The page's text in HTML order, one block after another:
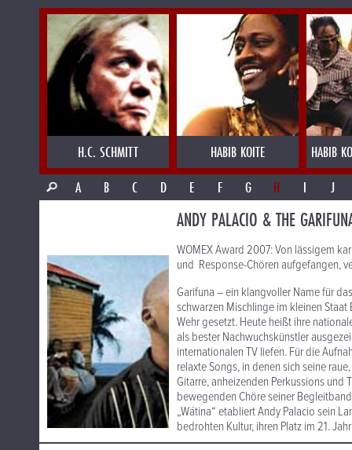
H.C. SCHMITT HABIB KOITE
HABIB
A
B C D E F G H I J
ANDY PALACIO & THE
WOMEX Award 2007: Von lässigem
und Response-Chören aufgefangen,
Garifuna – ein klangvoller Name für
schwarzen Mischlinge im kleinen
Wehr gesetzt. Heute heißt ihre
als bester Nachwuchskünstler
internationalen TV liefen. Für die
relaxte Songs, in denen sich seine
Gitarre, anheizenden Perkussions
bewegenden Chöre seiner
„Wátina“ etabliert Andy Palacio sein
bedrohten Kultur, ihren Platz im 21.